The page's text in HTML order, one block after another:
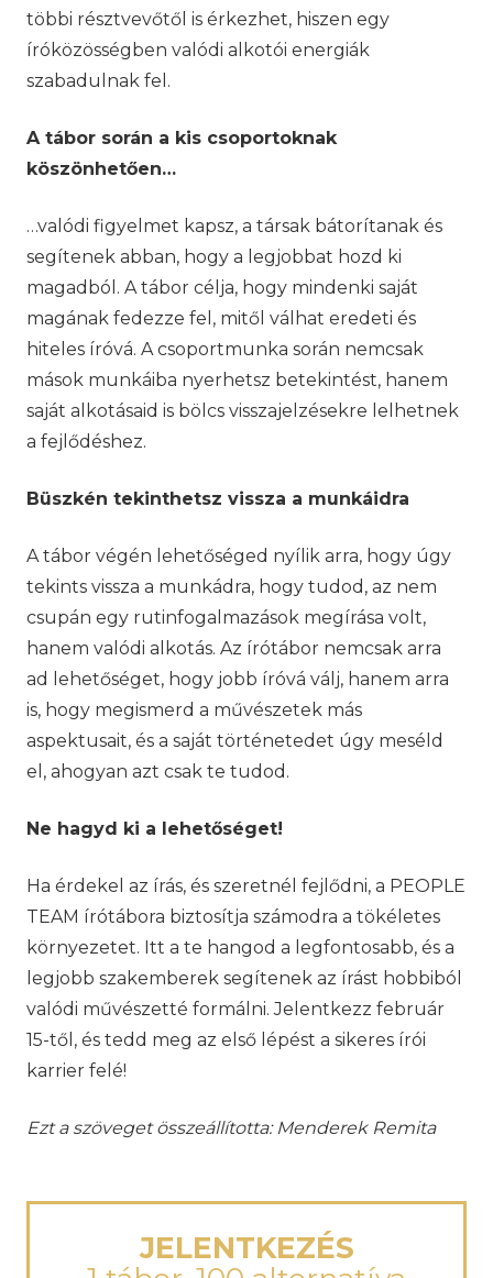
többi résztvevőtől is érkezhet, hiszen egy
íróközösségben valódi alkotói energiák
szabadulnak fel.
A tábor során a kis csoportoknak
köszönhetően…
…valódi figyelmet kapsz, a társak bátorítanak és
segítenek abban, hogy a legjobbat hozd ki
magadból. A tábor célja, hogy mindenki saját
magának fedezze fel, mitől válhat eredeti és
hiteles íróvá. A csoportmunka során nemcsak
mások munkáiba nyerhetsz betekintést, hanem
saját alkotásaid is bölcs visszajelzésekre lelhetnek
a fejlődéshez.
Büszkén tekinthetsz vissza a munkáidra
A tábor végén lehetőséged nyílik arra, hogy úgy
tekints vissza a munkádra, hogy tudod, az nem
csupán egy rutinfogalmazások megírása volt,
hanem valódi alkotás. Az írótábor nemcsak arra
ad lehetőséget, hogy jobb íróvá válj, hanem arra
is, hogy megismerd a művészetek más
aspektusait, és a saját történetedet úgy meséld
el, ahogyan azt csak te tudod.
Ne hagyd ki a lehetőséget!
Ha érdekel az írás, és szeretnél fejlődni, a PEOPLE
TEAM írótábora biztosítja számodra a tökéletes
környezetet. Itt a te hangod a legfontosabb, és a
legjobb szakemberek segítenek az írást hobbiból
valódi művészetté formálni. Jelentkezz február
15-től, és tedd meg az első lépést a sikeres írói
karrier felé!
Ezt a szöveget összeállította: Menderek Remita
JELENTKEZÉS